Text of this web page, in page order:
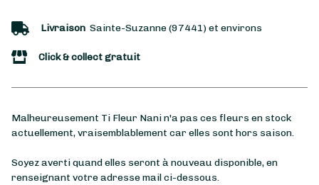
Livraison Sainte-Suzanne (97441) et environs
Click & collect gratuit
Malheureusement Ti Fleur Nani n'a pas ces fleurs en stock
actuellement, vraisemblablement car elles sont hors saison.
Soyez averti quand elles seront à nouveau disponible, en
renseignant votre adresse mail ci-dessous.